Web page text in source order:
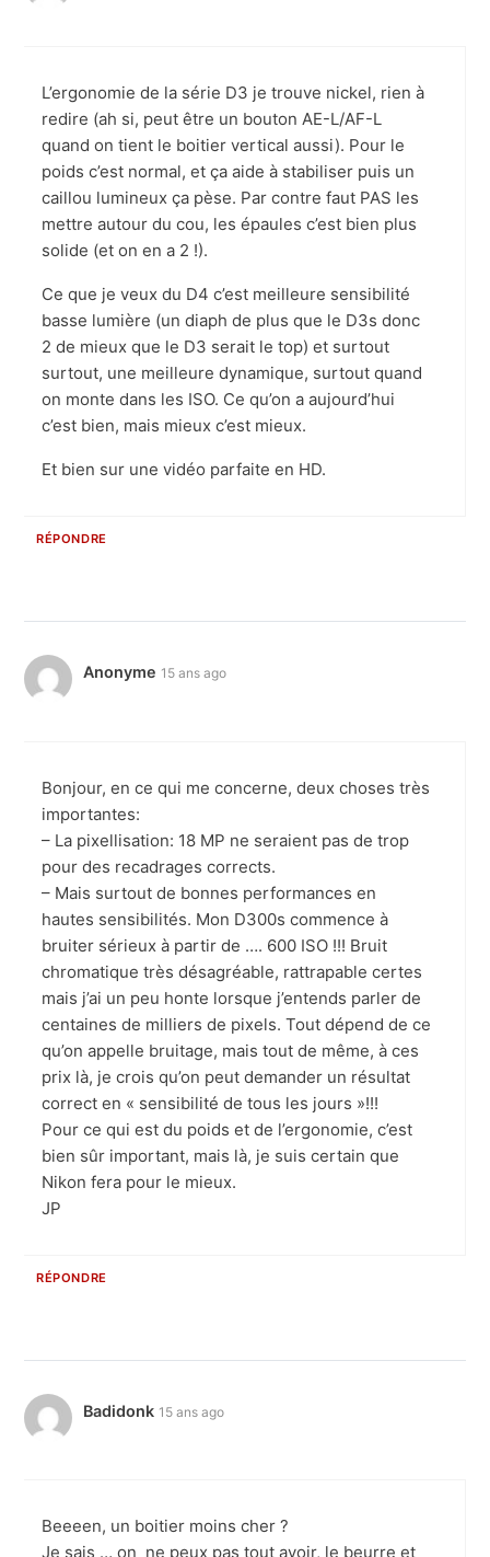
L’ergonomie de la série D3 je trouve nickel, rien à
redire (ah si, peut être un bouton AE-L/AF-L
quand on tient le boitier vertical aussi). Pour le
poids c’est normal, et ça aide à stabiliser puis un
caillou lumineux ça pèse. Par contre faut PAS les
mettre autour du cou, les épaules c’est bien plus
solide (et on en a 2 !).
Ce que je veux du D4 c’est meilleure sensibilité
basse lumière (un diaph de plus que le D3s donc
2 de mieux que le D3 serait le top) et surtout
surtout, une meilleure dynamique, surtout quand
on monte dans les ISO. Ce qu’on a aujourd’hui
c’est bien, mais mieux c’est mieux.
Et bien sur une vidéo parfaite en HD.
RÉPONDRE
Anonyme 15 ans ago
Bonjour, en ce qui me concerne, deux choses très
importantes:
– La pixellisation: 18 MP ne seraient pas de trop
pour des recadrages corrects.
– Mais surtout de bonnes performances en
hautes sensibilités. Mon D300s commence à
bruiter sérieux à partir de …. 600 ISO !!! Bruit
chromatique très désagréable, rattrapable certes
mais j’ai un peu honte lorsque j’entends parler de
centaines de milliers de pixels. Tout dépend de ce
qu’on appelle bruitage, mais tout de même, à ces
prix là, je crois qu’on peut demander un résultat
correct en « sensibilité de tous les jours »!!!
Pour ce qui est du poids et de l’ergonomie, c’est
bien sûr important, mais là, je suis certain que
Nikon fera pour le mieux.
JP
RÉPONDRE
Badidonk 15 ans ago
Beeeen, un boitier moins cher ?
Je sais … on ne peux pas tout avoir, le beurre et